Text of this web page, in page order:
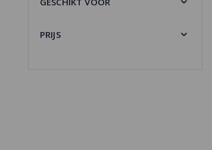
PRIJS